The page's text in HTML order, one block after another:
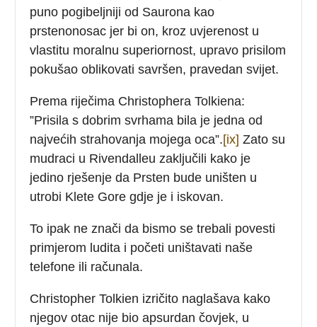
puno pogibeljniji od Saurona kao
prstenonosac jer bi on, kroz uvjerenost u
vlastitu moralnu superiornost, upravo prisilom
pokušao oblikovati savršen, pravedan svijet.
Prema riječima Christophera Tolkiena:
”Prisila s dobrim svrhama bila je jedna od
najvećih strahovanja mojega oca”.[ix] Zato su
mudraci u Rivendalleu zaključili kako je
jedino rješenje da Prsten bude uništen u
utrobi Klete Gore gdje je i iskovan.
To ipak ne znači da bismo se trebali povesti
primjerom ludita i početi uništavati naše
telefone ili računala.
Christopher Tolkien izričito naglašava kako
njegov otac nije bio apsurdan čovjek, u